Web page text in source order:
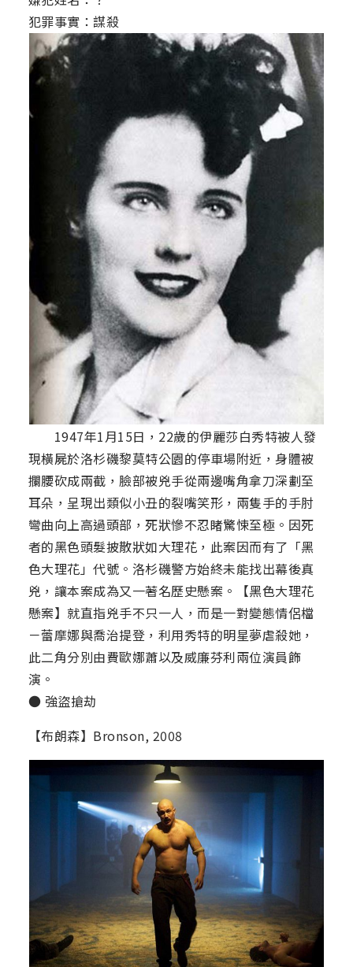
犯罪事實：謀殺
1947年1月15日，22歲的伊麗莎白秀特被人發
現橫屍於洛杉磯黎莫特公園的停車場附近，身體被
攔腰砍成兩截，臉部被兇手從兩邊嘴角拿刀深劃至
耳朵，呈現出類似小丑的裂嘴笑形，兩隻手的手肘
彎曲向上高過頭部，死狀慘不忍睹驚悚至極。因死
者的黑色頭髮披散狀如大理花，此案因而有了「黑
色大理花」代號。洛杉磯警方始終未能找出幕後真
兇，讓本案成為又一著名歷史懸案。【黑色大理花
懸案】就直指兇手不只一人，而是一對變態情侶檔
－蕾摩娜與喬治提登，利用秀特的明星夢虐殺她，
此二角分別由費歐娜蕭以及威廉芬利兩位演員飾
演。
● 強盜搶劫
【布朗森】Bronson, 2008